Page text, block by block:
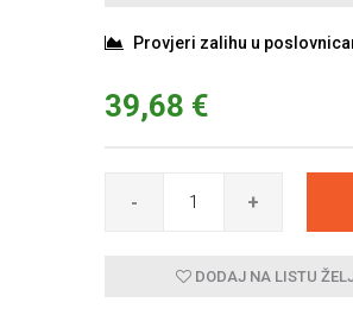
Provjeri zalihu u
39,68 €
- +
DODAJ NA LISTU